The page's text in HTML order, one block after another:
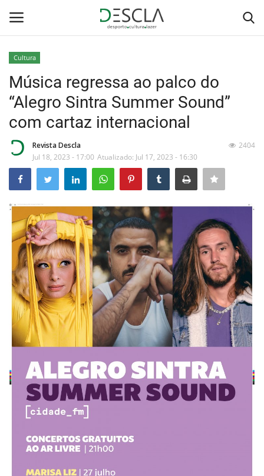
Home
Desporto
Sobre Nós
Educação
Estatuto Editorial
Saúde
Ficha técnica
Cultura
Lazer
Ambiente
Cultura
Música regressa ao palco do
“Alegro Sintra Summer Sound”
com cartaz internacional
Revista Descla
Jul 18, 2023 - 17:00 Atualizado: Jul 17, 2023 - 16:30
2404